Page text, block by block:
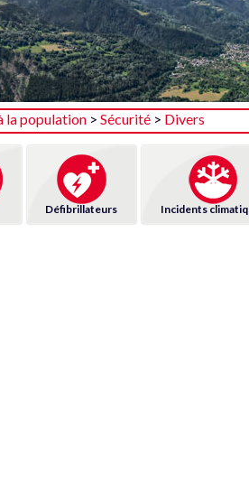
la population > Sécurité > Divers
Défibrillateurs Incidents